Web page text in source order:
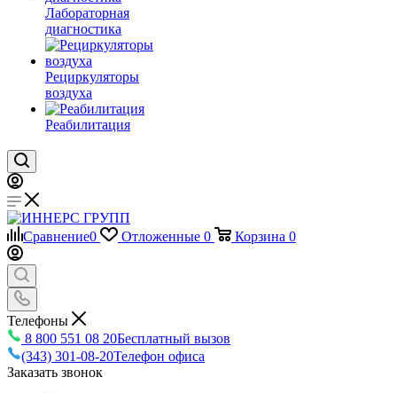
Лабораторная
диагностика
Рециркуляторы
воздуха
Реабилитация
Сравнение0 Отложенные 0 Корзина 0
Телефоны
8 800 551 08 20Бесплатный вызов
(343) 301-08-20Телефон офиса
Заказать звонок